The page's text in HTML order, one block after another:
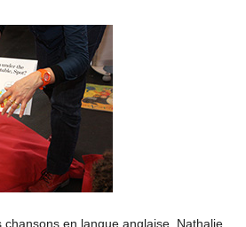
chansons en langue anglaise, Nathalie